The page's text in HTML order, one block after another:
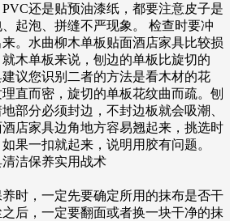
还是贴预油漆纸，都要注意皮子是
起泡、拼缝不严现象。 检查时要冲
。水曲柳木单板贴面酒店家具比较损
木单板来说，刨边的单板比旋切的
议您识别二者的方法是看木材的花
直而密，旋切的单板花纹曲而疏。刨
部分必须封边，不封边板就会吸潮、
店家具边角地方容易翘起来，挑选时
果一扣就起来，说明用胶有问题。
洁保养实用战术
，一定先要确定所用的抹布是否干
后，一定要翻面或者换一块干净的抹